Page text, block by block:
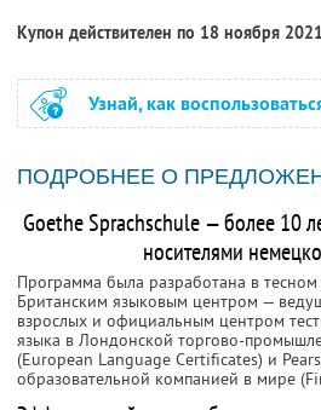
Купон действителен по 18 ноября
Узнай, как
ПОДРОБНЕЕ О
Goethe Sprachschule — более 10
носителями
Программа была разработана в тесном
Британским языковым центром —
взрослых и официальным центром
языка в Лондонской торгово-
(European Language Certificates) и
образовательной компанией в мире